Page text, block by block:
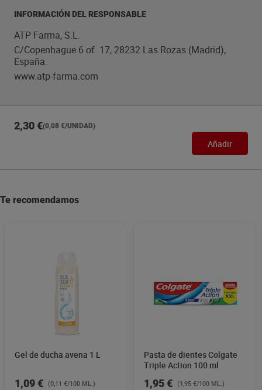
INFORMACIÓN DEL RESPONSABLE
ATP Farma, S.L.
C/Copenhague 6 of. 17, 28232 Las Rozas (Madrid),
España.
www.atp-farma.com
2,30 €(0,08 €/UNIDAD)
Añadir
Te recomendamos
Gel de ducha avena 1 L
1,09 € (0,11 €/100 ML.)
Pasta de dientes Colgate
Triple Action 100 ml
1,95 € (1,95 €/100 ML.)